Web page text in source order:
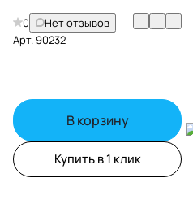
0
Нет отзывов
Арт.90232
В корзину
Купить в 1 клик